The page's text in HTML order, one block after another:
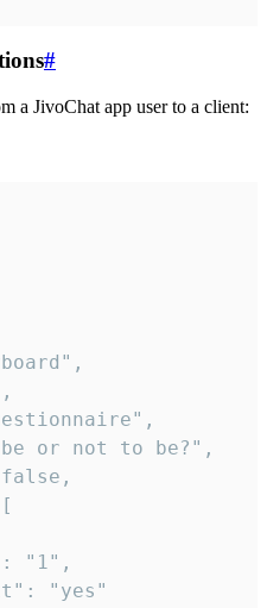
#
a JivoChat app user to a client: